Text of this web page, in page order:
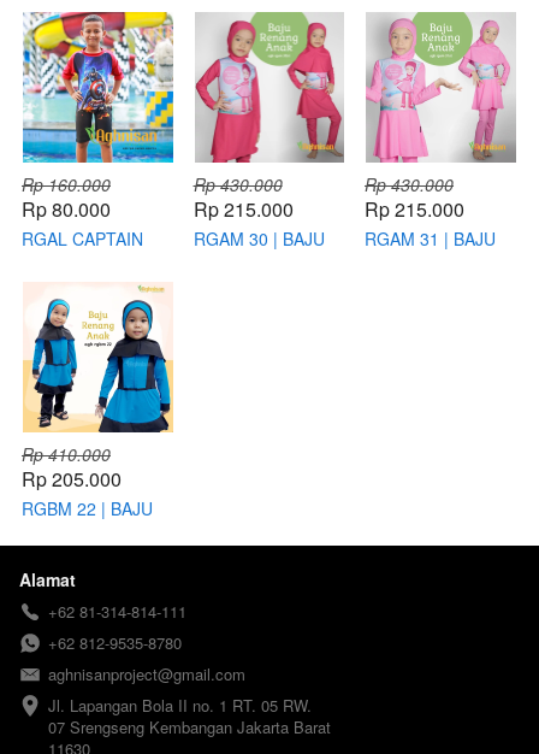
PEREMPUAN
LAKI-LAKI
PEREMPUAN
Rp 160.000
Rp 80.000
RGAL CAPTAIN
RENANG ANAK
LAKI-LAKI
Rp 430.000
Rp 215.000
RGAM 30 | BAJU
Rp 430.000
Rp 215.000
RGAM 31 | BAJU
Rp 410.000
Rp 205.000
RGBM 22 | BAJU
PEREMPUAN
Alamat
+62 81-314-814-111
+62 812-9535-8780
aghnisanproject@gmail.com
Jl. Lapangan Bola II no. 1 RT. 05 RW.
07 Srengseng Kembangan Jakarta Barat
11630